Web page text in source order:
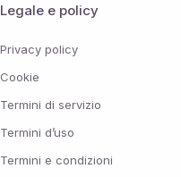
Legale e policy
Privacy policy
Cookie
Termini di servizio
Termini d’uso
Termini e condizioni